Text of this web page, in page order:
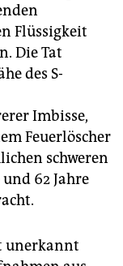
Flüssigkeit
Die Tat
des S-
Imbisse,
Feuerlöscher
schweren
62 Jahre
unerkannt